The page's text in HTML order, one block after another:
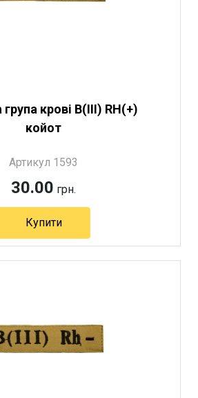
крові B(III) RH(+)
койот
Артикул 1593
30.00 грн.
Купити